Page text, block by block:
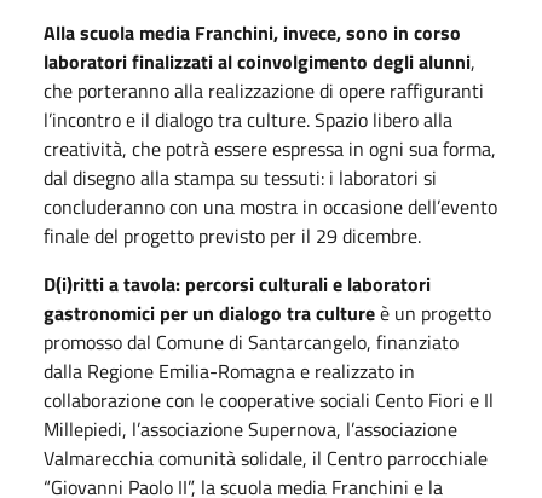
Alla scuola media Franchini, invece, sono in corso
laboratori finalizzati al coinvolgimento degli alunni,
che porteranno alla realizzazione di opere raffiguranti
l’incontro e il dialogo tra culture. Spazio libero alla
creatività, che potrà essere espressa in ogni sua forma,
dal disegno alla stampa su tessuti: i laboratori si
concluderanno con una mostra in occasione dell’evento
finale del progetto previsto per il 29 dicembre.
D(i)ritti a tavola: percorsi culturali e laboratori
gastronomici per un dialogo tra cultureè un progetto
promosso dal Comune di Santarcangelo, finanziato
dalla Regione Emilia-Romagna e realizzato in
collaborazione con le cooperative sociali Cento Fiori e Il
Millepiedi, l’associazione Supernova, l’associazione
Valmarecchia comunità solidale, il Centro parrocchiale
“Giovanni Paolo II”, la scuola media Franchini e la